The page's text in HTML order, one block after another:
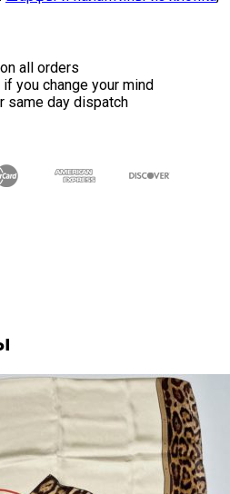
all orders
you change your mind
same day dispatch